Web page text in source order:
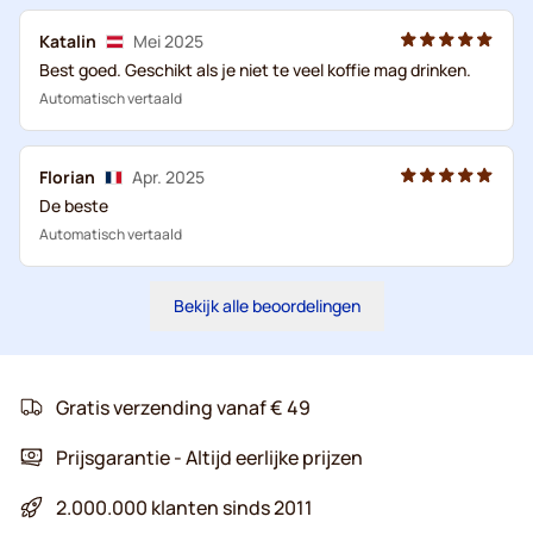
Katalin
Mei 2025
Best goed. Geschikt als je niet te veel koffie mag drinken.
Automatisch vertaald
Florian
Apr. 2025
De beste
Automatisch vertaald
Bekijk alle beoordelingen
Gratis verzending vanaf € 49
Prijsgarantie - Altijd eerlijke prijzen
2.000.000 klanten sinds 2011